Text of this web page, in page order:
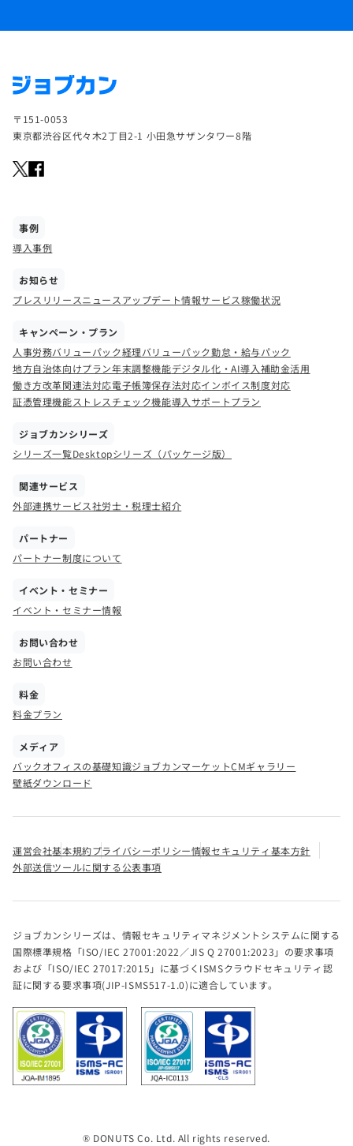
〒151-0053
東京都渋谷区代々木2丁目2-1 小田急サザンタワー8階
事例
導入事例
お知らせ
プレスリリースニュース アップデート情報サービス稼働状況
キャンペーン・プラン
人事労務バリューパック経理バリューパック勤怠・給与パック
地方自治体向けプラン年末調整機能デジタル化・AI導入補助金活用
働き方改革関連法対応電子帳簿保存法対応インボイス制度対応
証憑管理機能ストレスチェック機能導入サポートプラン
ジョブカンシリーズ
シリーズ一覧Desktopシリーズ（パッケージ版）
関連サービス
外部連携サービス社労士・税理士紹介
パートナー
パートナー制度について
イベント・セミナー
イベント・セミナー情報
お問い合わせ
お問い合わせ
料金
料金プラン
メディア
バックオフィスの基礎知識ジョブカンマーケットCMギャラリー
壁紙ダウンロード
運営会社基本規約プライバシーポリシー情報セキュリティ基本方針
外部送信ツールに関する公表事項
ジョブカンシリーズは、情報セキュリティマネジメントシステムに関する
国際標準規格「ISO/IEC 27001:2022／JIS Q 27001:2023」の要求事項
および「ISO/IEC 27017:2015」に基づくISMSクラウドセキュリティ認
証に関する要求事項(JIP-ISMS517-1.0)に適合しています。
® DONUTS Co. Ltd. All rights reserved.